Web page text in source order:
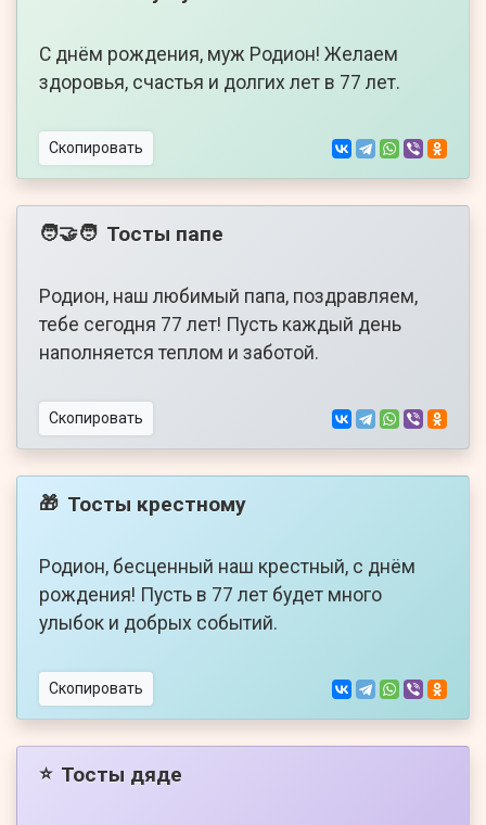
С днём рождения, муж Родион! Желаем
здоровья, счастья и долгих лет в 77 лет.
Скопировать
🧑‍🤝‍🧑 Тосты папе
Родион, наш любимый папа, поздравляем,
тебе сегодня 77 лет! Пусть каждый день
наполняется теплом и заботой.
Скопировать
🎁 Тосты крестному
Родион, бесценный наш крестный, с днём
рождения! Пусть в 77 лет будет много
улыбок и добрых событий.
Скопировать
⭐ Тосты дяде